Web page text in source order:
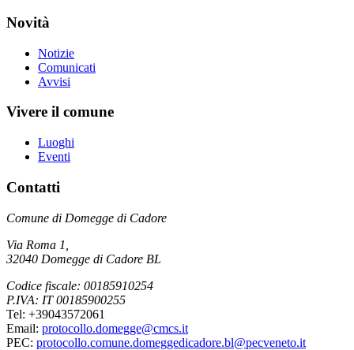
Novità
Notizie
Comunicati
Avvisi
Vivere il comune
Luoghi
Eventi
Contatti
Comune di Domegge di Cadore
Via Roma 1,
32040 Domegge di Cadore BL
Codice fiscale: 00185910254
P.IVA: IT 00185900255
Tel: +39043572061
Email: protocollo.domegge@cmcs.it
PEC: protocollo.comune.domeggedicadore.bl@pecveneto.it